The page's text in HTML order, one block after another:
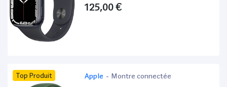
125,00 €
Top Produit Apple - Montre connectée